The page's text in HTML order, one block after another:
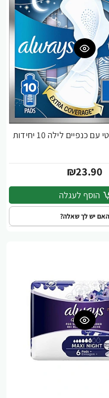
כנפיים לילה 10 יחידות
₪23.90
הוסף לעגלה
האם יש לך שאלה?